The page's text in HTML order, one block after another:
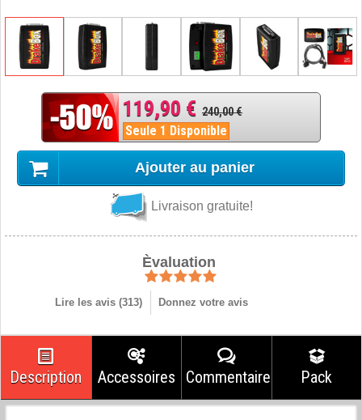
119,90 € 240,00 €
Seule 1 Disponible
Ajouter au panier
Livraison gratuite!
Èvaluation
Lire les avis (313) Donnez votre avis
Description Accessoires Commentaires Pack